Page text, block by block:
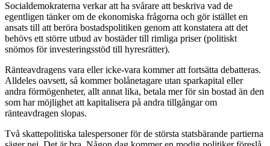
Socialdemokraterna verkar att ha svårare att beskriva vad de
egentligen tänker om de ekonomiska frågorna och gör istället en
ansats till att beröra bostadspolitiken genom att konstatera att det
behövs ett större utbud av bostäder till rimliga priser (politiskt
snömos för investeringsstöd till hyresrätter).
Ränteavdragens vara eller icke-vara kommer att fortsätta debatteras.
Alldeles oavsett, så kommer bolånetagare utan sparkapital eller
andra förmögenheter, allt annat lika, betala mer för sin bostad än den
som har möjlighet att kapitalisera på andra tillgångar om
ränteavdragen slopas.
Två skattepolitiska talespersoner för de största statsbärande partierna